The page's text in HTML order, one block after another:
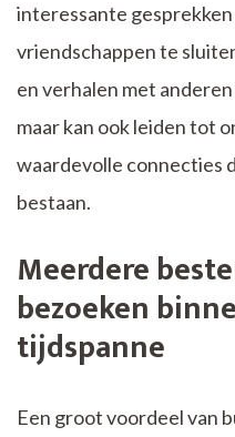
interessante
vriendschappen te
en verhalen met
maar kan ook leiden tot
waardevolle connecties
bestaan.
Meerdere
bezoeken
tijdspanne
Een groot voordeel van